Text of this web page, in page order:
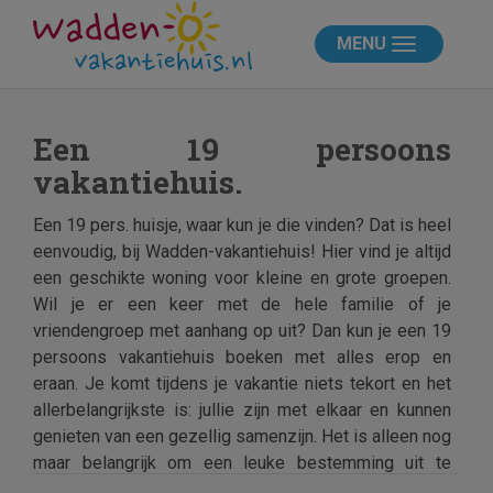
MENU
Een 19 persoons
vakantiehuis.
Een 19 pers. huisje, waar kun je die vinden? Dat is heel
eenvoudig, bij Wadden-vakantiehuis! Hier vind je altijd
een geschikte woning voor kleine en grote groepen.
Wil je er een keer met de hele familie of je
vriendengroep met aanhang op uit? Dan kun je een 19
persoons vakantiehuis boeken met alles erop en
eraan. Je komt tijdens je vakantie niets tekort en het
allerbelangrijkste is: jullie zijn met elkaar en kunnen
genieten van een gezellig samenzijn. Het is alleen nog
maar belangrijk om een leuke bestemming uit te